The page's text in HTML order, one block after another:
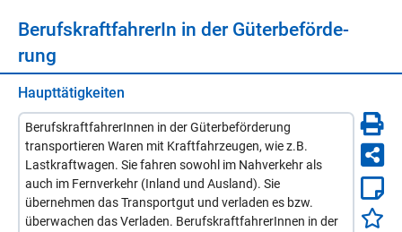
Be­rufs­kraft­fah­re­rIn in der Gü­ter­be­för­de­
rung
Haupttätigkeiten
BerufskraftfahrerInnen in der Güterbeförderung
transportieren Waren mit Kraftfahrzeugen, wie z.B.
Lastkraftwagen. Sie fahren sowohl im Nahverkehr als
auch im Fernverkehr (Inland und Ausland). Sie
übernehmen das Transportgut und verladen es bzw.
überwachen das Verladen. BerufskraftfahrerInnen in der